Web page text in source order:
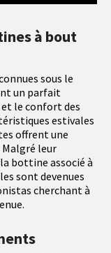
à bout
sous le
un parfait
le confort des
estivales
offrent une
leur
bottine associé à
sont devenues
cherchant à